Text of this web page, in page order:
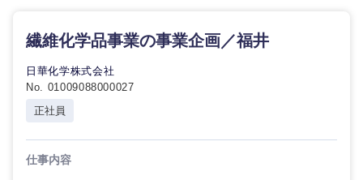
画・
事
業
企
画
経営ボード
管理
SCM
人事
エネルギー・資源・環境
自動車・機械・船舶
電気・電子・半導体
北海道 青森県
秋田県
推奨年齢
繊維化学品事業の事業企画／福井
日華化学株式会社
No. 01009088000027
正社員
仕事内容